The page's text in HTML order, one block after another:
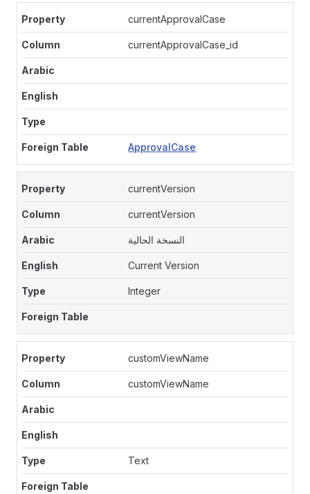
currentApprovalCase
currentApprovalCase_id
ApprovalCase
currentVersion
currentVersion
النسخة الحالية
Current Version
Integer
customViewName
customViewName
Text